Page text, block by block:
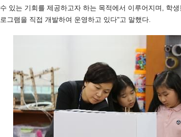
터 공 공유 버블
달기
수 있는 기회를 제공하고자 하는 목적에서 이루어지며, 학
로그램을 직접 개발하여 운영하고 있다"고 말했다.